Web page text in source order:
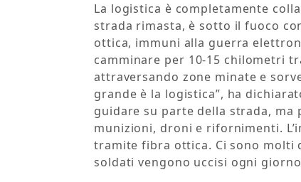
La logistica è completamente
strada rimasta, è sotto il fuoco
ottica, immuni alla guerra
camminare per 10-15 chilometri
attraversando zone minate e
grande è la logistica”, ha
guidare su parte della strada, ma
munizioni, droni e rifornimenti.
tramite fibra ottica. Ci sono molti
soldati vengono uccisi ogni